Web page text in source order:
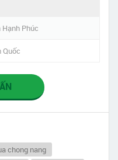
Phúc
Quốc
chong nang